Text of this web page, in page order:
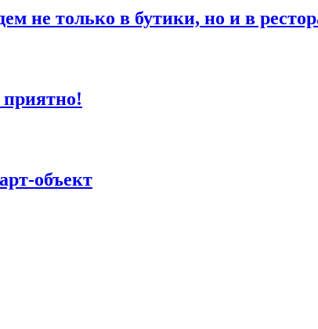
не только в бутики, но и в
объект